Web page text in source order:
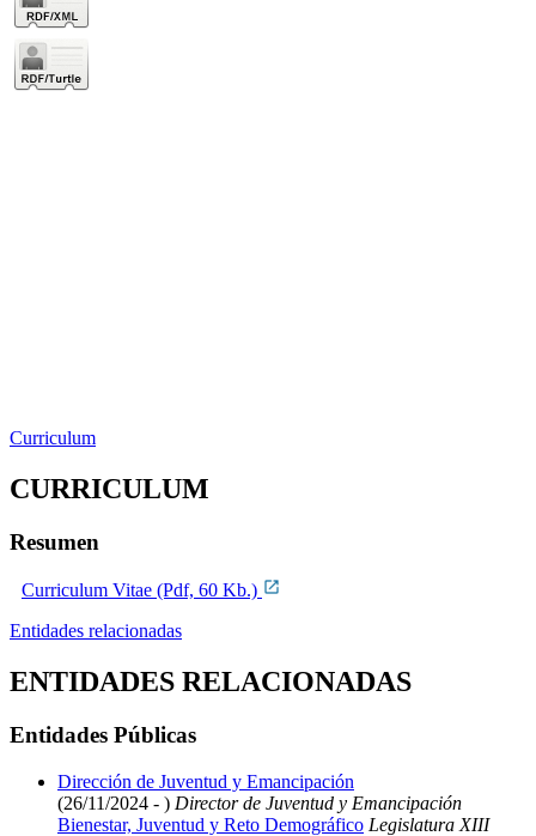
Curriculum
CURRICULUM
Resumen
Curriculum Vitae (Pdf, 60 Kb.)
Entidades relacionadas
ENTIDADES RELACIONADAS
Entidades Públicas
Dirección de Juventud y Emancipación
(26/11/2024 - ) Director de Juventud y Emancipación
Bienestar, Juventud y Reto Demográfico Legislatura XIII